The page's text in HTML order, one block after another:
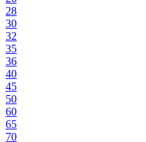
28
30
32
35
36
40
45
50
60
65
70